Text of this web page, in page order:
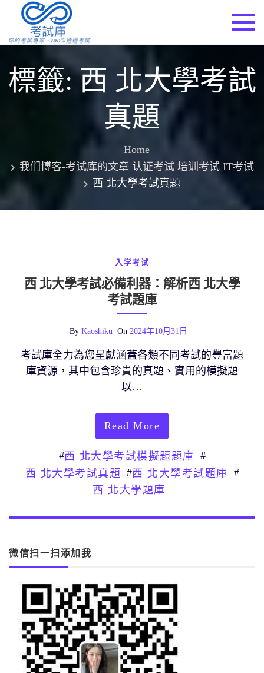
content
標籤:西 北大學考試
真題
Home
我们博客-考试库的文章 认证考试 培训考试 IT考试
西 北大學考試真題
入学考试
西 北大學考試必備利器：解析西 北大學
考試題庫
By Kaoshiku On 2024年10月31日
考試庫全力為您呈獻涵蓋各類不同考試的豐富題
庫資源，其中包含珍貴的真題、實用的模擬題
以…
Read More
#西 北大學考試模擬題題庫 #
西 北大學考試真題 #西 北大學考試題庫 #
西 北大學題庫
微信扫一扫添加我